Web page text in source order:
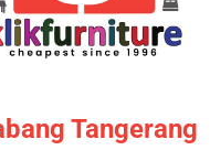
Tangerang